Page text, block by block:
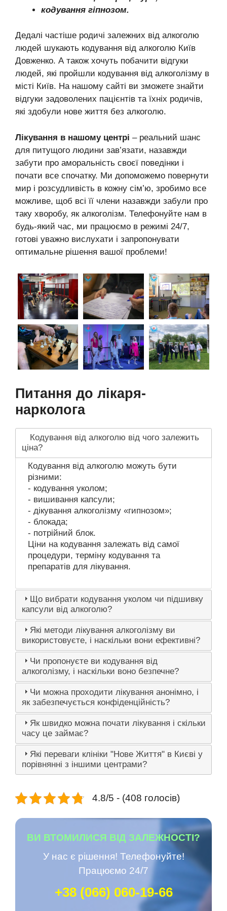
кодування гіпнозом.
Дедалі частіше родичі залежних від алкоголю
людей шукають кодування від алкоголю Київ
Довженко. А також хочуть побачити відгуки
людей, які пройшли кодування від алкоголізму в
місті Київ. На нашому сайті ви зможете знайти
відгуки задоволених пацієнтів та їхніх родичів,
які здобули нове життя без алкоголю.
Лікування в нашому центрі – реальний шанс
для питущого людини зав’язати, назавжди
забути про аморальність своєї поведінки і
почати все спочатку. Ми допоможемо повернути
мир і розсудливість в кожну сім’ю, зробимо все
можливе, щоб всі її члени назавжди забули про
таку хворобу, як алкоголізм. Телефонуйте нам в
будь-який час, ми працюємо в режимі 24/7,
готові уважно вислухати і запропонувати
оптимальне рішення вашої проблеми!
Питання до лікаря-
нарколога
Кодування від алкоголю від чого залежить
ціна?
Кодування від алкоголю можуть бути
різними:
- кодування уколом;
- вишивання капсули;
- дікування алкоголізму «гипнозом»;
- блокада;
- потрійний блок.
Ціни на кодування залежать від самої
процедури, терміну кодування та
препаратів для лікування.
Що вибрати кодування уколом чи підшивку
капсули від алкоголю?
Які методи лікування алкоголізму ви
використовуєте, і наскільки вони ефективні?
Чи пропонуєте ви кодування від
алкоголізму, і наскільки воно безпечне?
Чи можна проходити лікування анонімно, і
як забезпечується конфіденційність?
Як швидко можна почати лікування і скільки
часу це займає?
Які переваги клініки "Нове Життя" в Києві у
порівнянні з іншими центрами?
4.8/5 - (408 голосів)
ВИ ВТОМИЛИСЯ ВІД ЗАЛЕЖНОСТІ?
У нас є рішення! Телефонуйте!
Працюємо 24/7
+38 (066) 060-19-66